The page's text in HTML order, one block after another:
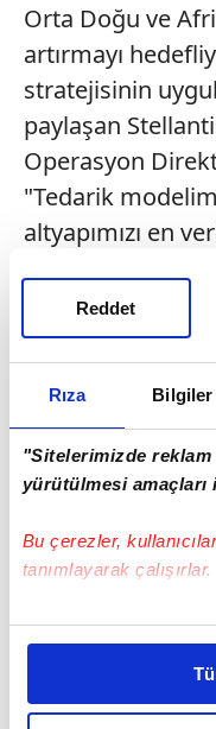
Rıza Bilgiler
"Sitelerimizde
yürütülmesi amaçları
Bu çerezler,
tanımlayarak çalışırlar.
Bu çerezlere izin
daha iyi reklam
amacımızın size
Reddet
Orta Doğu ve
artırmayı
stratejisinin
paylaşan
Operasyon
"Tedarik
altyapımızı en
hayata
ortaya çıkarmak
hızlandırıyoruz"